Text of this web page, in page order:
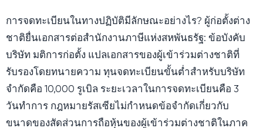
การจดทะเบียนในทางปฏิบัติมีลักษณะอย่างไร? ผู้ก่อตั้งต่าง
ชาติยื่นเอกสารต่อสำนักงานภาษีแห่งสหพันธรัฐ: ข้อบังคับ
บริษัท มติการก่อตั้ง แปลเอกสารของผู้เข้าร่วมต่างชาติที่
รับรองโดยทนายความ ทุนจดทะเบียนขั้นต่ำสำหรับบริษัท
จำกัดคือ 10,000 รูเบิล ระยะเวลาในการจดทะเบียนคือ 3
วันทำการ กฎหมายรัสเซียไม่กำหนดข้อจำกัดเกี่ยวกับ
ขนาดของสัดส่วนการถือหุ้นของผู้เข้าร่วมต่างชาติในภาค